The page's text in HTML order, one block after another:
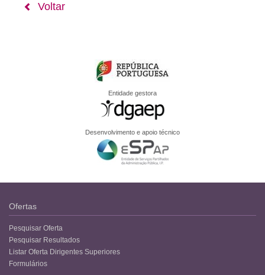
Voltar
Entidade gestora
Desenvolvimento e apoio técnico
Ofertas
Pesquisar Oferta
Pesquisar Resultados
Listar Oferta Dirigentes Superiores
Formulários